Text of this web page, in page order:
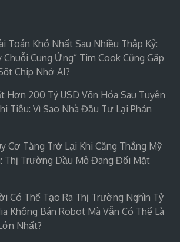
Toán Khó Nhất Sau Nhiều Thập Kỷ:
Chuỗi Cung Ứng” Tim Cook Cũng Gặp
Chip Nhớ AI?
Hơn 200 Tỷ USD Vốn Hóa Sau Tuyên
Tiêu: Vì Sao Nhà Đầu Tư Lại Phản
Cơ Tăng Trở Lại Khi Căng Thẳng Mỹ
Thị Trường Dầu Mỏ Đang Đối Mặt
Có Thể Tạo Ra Thị Trường Nghìn Tỷ
Không Bán Robot Mà Vẫn Có Thể Là
Nhất?